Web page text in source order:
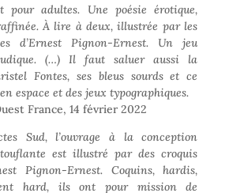
pour adultes. Une poésie érotique,
À lire à deux, illustrée par les
d’Ernest Pignon-Ernest. Un jeu
(…) Il faut saluer aussi la
Fontes, ses bleus sourds et ce
espace et des jeux typographiques.
France, 14 février 2022
Sud, l’ouvrage à la conception
est illustré par des croquis
Pignon-Ernest. Coquins, hardis,
hard, ils ont pour mission de